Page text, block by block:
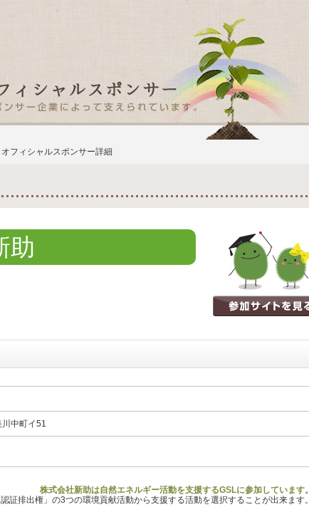
フィシャルスポンサー詳細
助
中町イ51
株式会社新助は自然エネルギー活動を支援するGSLに参加しています。
証排出権」の3つの環境貢献活動から支援する活動を選択することが出来ます。